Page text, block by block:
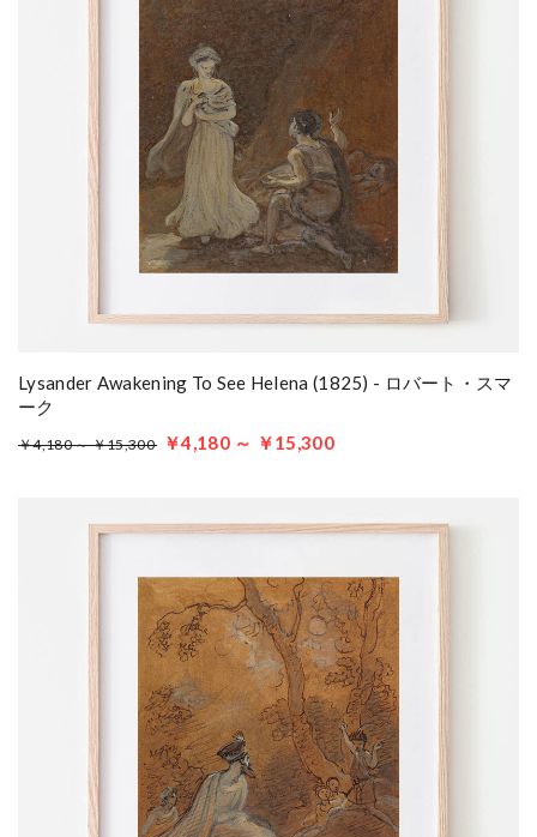
Lysander Awakening To See Helena (1825) - ロバート・スマ
ーク
￥4,180 ～ ￥15,300 ￥4,180 ～ ￥15,300